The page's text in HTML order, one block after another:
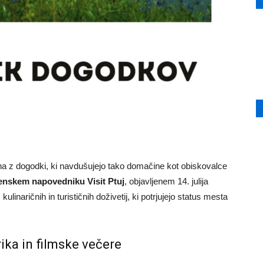
z dogodki, ki navdušujejo tako domačine kot obiskovalce
napovedniku Visit Ptuj, objavljenem 14. julija
in turističnih doživetij, ki potrjujejo status mesta
in filmske večere